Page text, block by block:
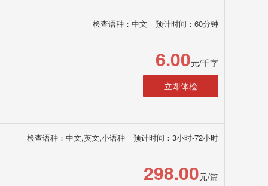
检查语种：中文 预计时间：60分钟
6.00元/千字
立即体检
检查语种：中文,英文,小语种 预计时间：3小时-72小时
298.00元/篇